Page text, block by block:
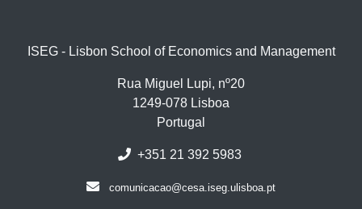
ISEG - Lisbon School of Economics and Management
Rua Miguel Lupi, nº20
1249-078 Lisboa
Portugal
+351 21 392 5983
comunicacao@cesa.iseg.ulisboa.pt